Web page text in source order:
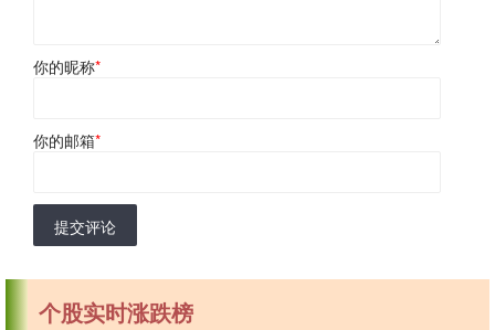
你的昵称*
你的邮箱*
提交评论
个股实时涨跌榜